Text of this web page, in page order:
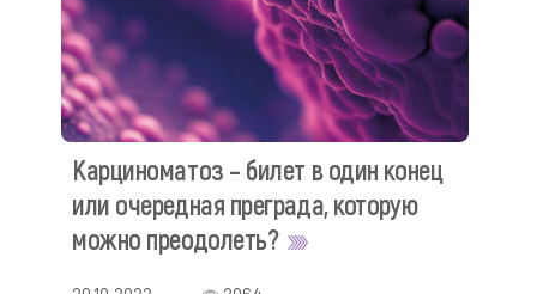
Карциноматоз – билет в один конец
или очередная преграда, которую
можно преодолеть?